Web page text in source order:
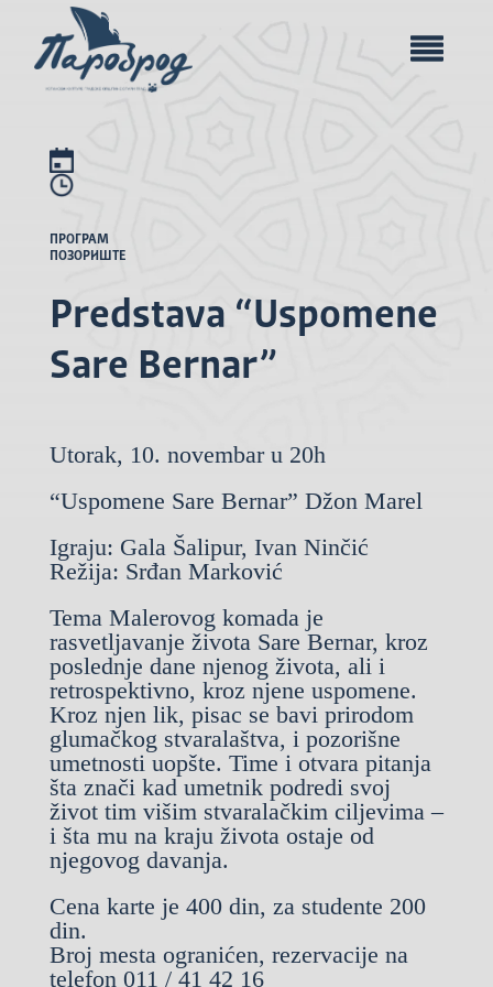
ПРОГРАМ
ПОЗОРИШТЕ
Predstava “Uspomene
Sare Bernar”
Utorak, 10. novembar u 20h
“Uspomene Sare Bernar” Džon Marel
Igraju: Gala Šalipur, Ivan Ninčić
Režija: Srđan Marković
Tema Malerovog komada je
rasvetljavanje života Sare Bernar, kroz
poslednje dane njenog života, ali i
retrospektivno, kroz njene uspomene.
Kroz njen lik, pisac se bavi prirodom
glumačkog stvaralaštva, i pozorišne
umetnosti uopšte. Time i otvara pitanja
šta znači kad umetnik podredi svoj
život tim višim stvaralačkim ciljevima –
i šta mu na kraju života ostaje od
njegovog davanja.
Cena karte je 400 din, za studente 200
din.
Broj mesta ogranićen, rezervacije na
telefon 011 / 41 42 16